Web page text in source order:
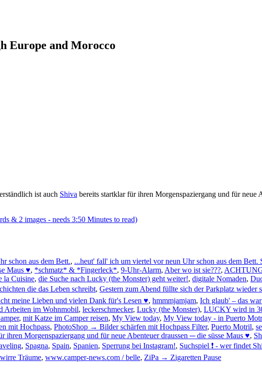
Europe and Morocco
ist auch Shiva bereits startklar für ihren Morgenspaziergang und für neue
& 2 images - needs 3:50 Minutes to read)
schon aus dem Bett., ...heut' fall' ich um viertel vor neun Uhr schon aus dem Bett.
Maus ♥, *schmatz* & *Fingerleck*, 9-Uhr-Alarm, Aber wo ist sie???,
la Cuisine, die Suche nach Lucky (the Monster) geht weiter!, digitale Nomaden,
die das Leben schreibt, Gestern zum Abend füllte sich der Parkplatz wieder
meine Lieben und vielen Dank für's Lesen ♥, hmmmjamjam, Ich glaub' – das
Arbeiten im Wohnmobil, leckerschmecker, Lucky (the Monster), LUCKY wird in
, mit Katze im Camper reisen, My View today, My View today - in Puerto
mit Hochpass, PhotoShop → Bilder schärfen mit Hochpass Filter, Puerto Motril,
ihren Morgenspaziergang und für neue Abenteuer draussen ─ die süsse Maus ♥,
, Spagna, Spain, Spanien, Sperrung bei Instagram!, Suchspiel ❗ - wer findet
wirre Träume, www.camper-news.com / belle, ZiPa → Zigaretten Pause